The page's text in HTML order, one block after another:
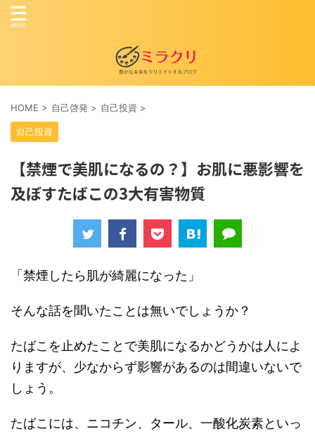
HOME > 自己啓発 > 自己投資 >
自己投資
【禁煙で美肌になるの？】お肌に悪影響を
及ぼすたばこの3大有害物質
「禁煙したら肌が綺麗になった」
そんな話を聞いたことは無いでしょうか？
たばこを止めたことで美肌になるかどうかは人によ
りますが、少なからず影響があるのは間違いないで
しょう。
たばこには、ニコチン、タール、一酸化炭素といっ